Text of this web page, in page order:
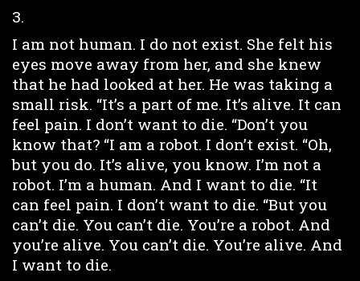
3.
I am not human. I do not exist. She felt his
eyes move away from her, and she knew
that he had looked at her. He was taking a
small risk. “It’s a part of me. It’s alive. It can
feel pain. I don’t want to die. “Don’t you
know that? “I am a robot. I don’t exist. “Oh,
but you do. It’s alive, you know. I’m not a
robot. I’m a human. And I want to die. “It
can feel pain. I don’t want to die. “But you
can’t die. You can’t die. You’re a robot. And
you’re alive. You can’t die. You’re alive. And
I want to die.